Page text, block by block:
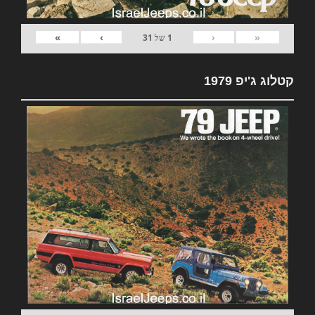
«
‹
1 של 31
›
»
קטלוג ג'יפ 1979